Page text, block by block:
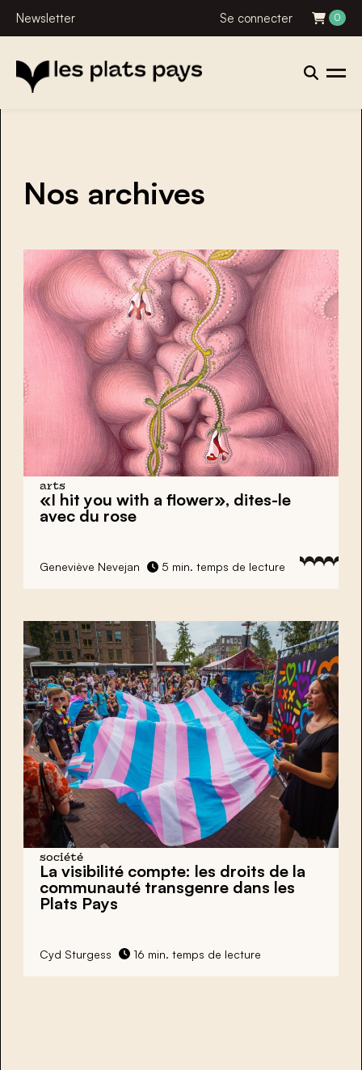
Newsletter Se connecter 0
Nos archives
arts
«I hit you with a flower», dites-le
avec du rose
Geneviève Nevejan 5 min. temps de lecture
société
La visibilité compte: les droits de la
communauté transgenre dans les
Plats Pays
Cyd Sturgess 16 min. temps de lecture